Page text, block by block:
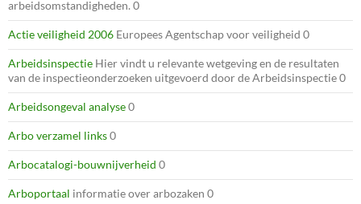
arbeidsomstandigheden. 0
Actie veiligheid 2006 Europees Agentschap voor veiligheid 0
Arbeidsinspectie Hier vindt u relevante wetgeving en de resultaten
van de inspectieonderzoeken uitgevoerd door de Arbeidsinspectie 0
Arbeidsongeval analyse0
Arbo verzamel links0
Arbocatalogi-bouwnijverheid 0
Arboportaal informatie over arbozaken 0